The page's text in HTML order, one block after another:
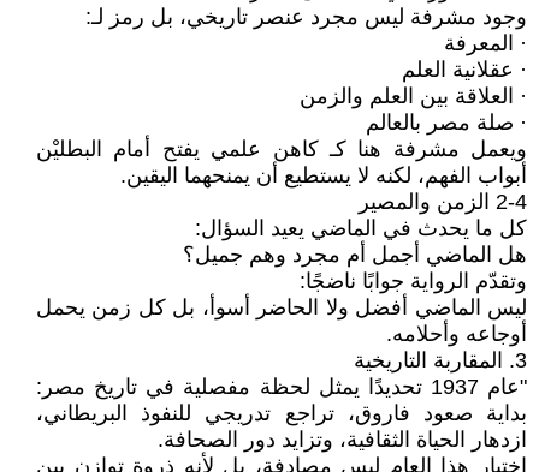
وجود مشرفة ليس مجرد عنصر تاريخي، بل رمز لـ:
· المعرفة
· عقلانية العلم
· العلاقة بين العلم والزمن
· صلة مصر بالعالم
ويعمل مشرفة هنا كـ كاهن علمي يفتح أمام البطليْن
أبواب الفهم، لكنه لا يستطيع أن يمنحهما اليقين.
2-4 الزمن والمصير
كل ما يحدث في الماضي يعيد السؤال:
هل الماضي أجمل أم مجرد وهم جميل؟
وتقدّم الرواية جوابًا ناضجًا:
ليس الماضي أفضل ولا الحاضر أسوأ، بل كل زمن يحمل
أوجاعه وأحلامه.
3. المقاربة التاريخية
"عام 1937 تحديدًا يمثل لحظة مفصلية في تاريخ مصر:
بداية صعود فاروق، تراجع تدريجي للنفوذ البريطاني،
ازدهار الحياة الثقافية، وتزايد دور الصحافة.
اختيار هذا العام ليس مصادفة، بل لأنه ذروة توازن بين